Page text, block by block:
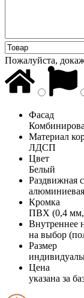
Пожалуйста,
Фасад
Материал
ЛДСП
Цвет
Белый
Раздвижная
Кромка
ПВХ (0,4
Внутреннее
на выбор
Размер
Цена
указана за